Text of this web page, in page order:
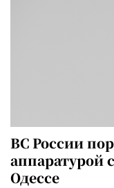
ВС России
аппаратурой
Одессе